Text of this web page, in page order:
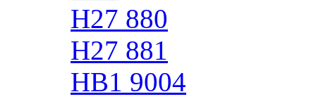
H27 880
H27 881
HB1 9004